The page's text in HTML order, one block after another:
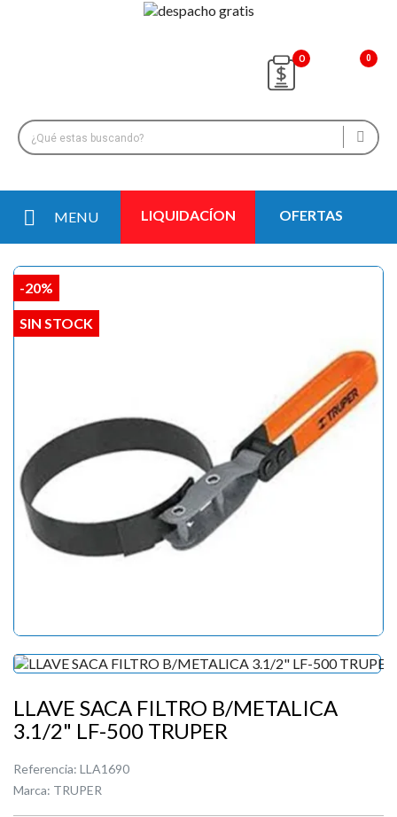
0
MENU LIQUIDACÍON OFERTAS
-20%
SIN STOCK
LLAVE SACA FILTRO B/METALICA
3.1/2" LF-500 TRUPER
Referencia: LLA1690
Marca: TRUPER